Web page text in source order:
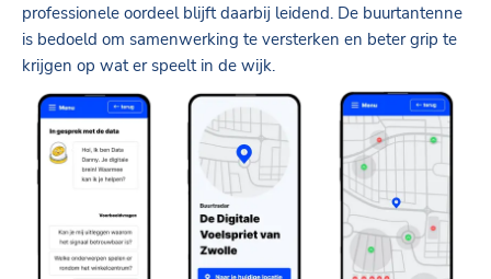
professionele oordeel blijft daarbij leidend. De buurtantenne
is bedoeld om samenwerking te versterken en beter grip te
krijgen op wat er speelt in de wijk.